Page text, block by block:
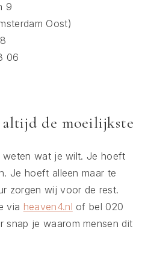
9
Oost)
06
altijd de moeilijkste
wat je wilt. Je hoeft
Je hoeft alleen maar te
zorgen wij voor de rest.
via heaven4.nl of bel 020
snap je waarom mensen dit